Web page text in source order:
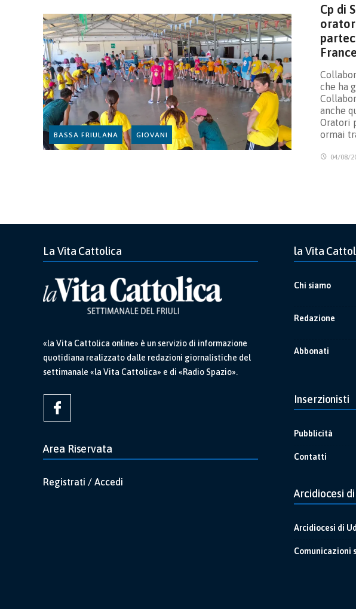
BASSA FRIULANA GIOVANI
Cp di
che ha
anche
Oratori
ormai
04/08/
La Vita Cattolica
«la Vita Cattolica online» è un servizio di informazione
quotidiana realizzato dalle redazioni giornalistiche del
settimanale «la Vita Cattolica» e di «Radio Spazio».
Area Riservata
Registrati / Accedi
la Vita
Chi siamo
Redazione
Abbonati
Inserzionisti
Pubblicità
Contatti
Arcidiocesi
Arcidiocesi di
Comunicazioni